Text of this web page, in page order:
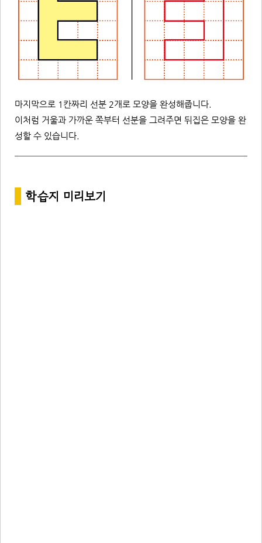
마지막으로 1칸짜리 선분 2개로 모양을 완성해줍니다.
이처럼 거울과 가까운 쪽부터 선분을 그려주면 뒤집은 모양을 완
성할 수 있습니다.
학습지 미리보기